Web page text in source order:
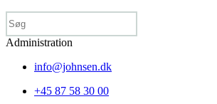
Administration
info@johnsen.dk
+45 87 58 30 00